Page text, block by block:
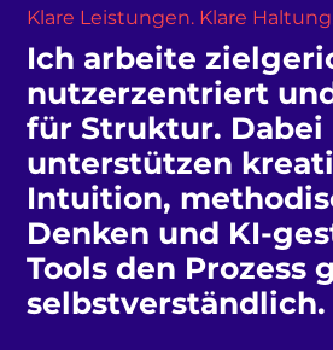
Klare Leistungen. Klare
Ich arbeite
nutzerzentriert
für Struktur. Dabei
unterstützen
Intuition,
Denken und KI-
Tools den Prozess
selbstverständlich.